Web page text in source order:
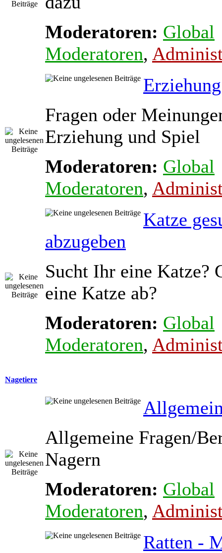
Moderatoren: Global
Moderatoren,
Fragen oder
Erziehung und Spiel
Moderatoren: Global
Moderatoren,
Katze
abzugeben
Sucht Ihr eine Katze?
eine Katze ab?
Moderatoren: Global
Moderatoren,
Nagetiere
Allgemeine Fragen/
Nagern
Moderatoren: Global
Moderatoren,
Ratten -